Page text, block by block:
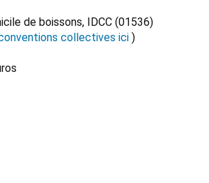
de boissons, IDCC (01536)
collectives ici )